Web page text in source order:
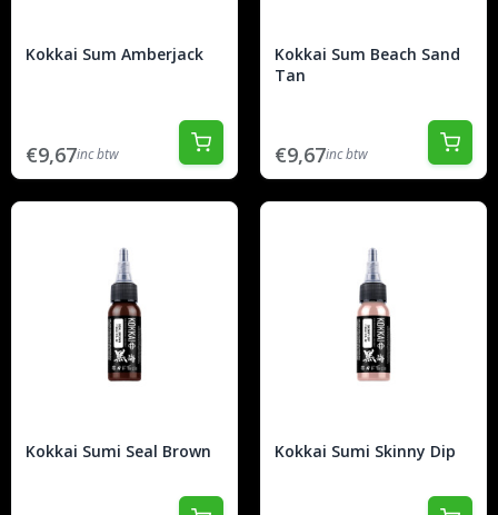
Kokkai Sum Amberjack
€9,67inc btw
Kokkai Sum Beach Sand
Tan
€9,67inc btw
Kokkai Sumi Seal Brown Kokkai Sumi Skinny Dip